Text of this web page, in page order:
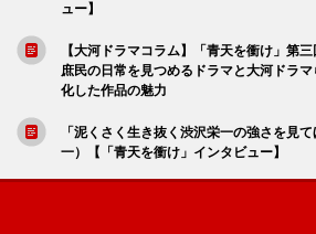
ュー】
【大河ドラマコラム】「青天を衝け」第
庶民の日常を見つめるドラマと大河ドラ
化した作品の魅力
「泥くさく生き抜く渋沢栄一の強さを見
一）【「青天を衝け」インタビュー】